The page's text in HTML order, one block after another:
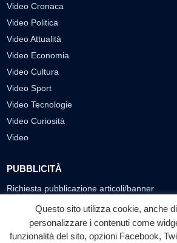
Video Cronaca
Video Politica
Video Attualità
Video Economia
Video Cultura
Video Sport
Video Tecnologie
Video Curiosità
Video
PUBBLICITÀ
Richiesta pubblicazione articoli/banner
SEGUICI SUI SOCIAL
f ◎ ▶
Questo sito utilizza cookie, anche
personalizzare i contenuti come
funzionalità del sito, opzioni Facebook,